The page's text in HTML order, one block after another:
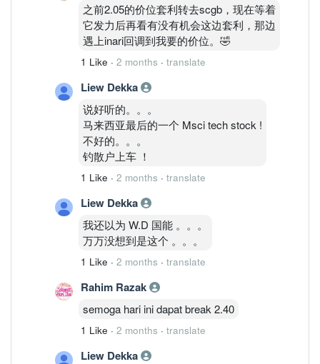
之前2.05的价位套利转去scgb，现在等着
它发力后再看有没有机会这边套利，那边
遇上inari回调到我要的价位。🤣
1 Like · 2 months · translate
Liew Dekka
说好听的。。。
马来西亚最后的一个 Msci tech stock !
不好的。。。
钓散户上车 ！
1 Like · 2 months · translate
Liew Dekka
我还以为 W.D 国能 。。。
万万没想到是这个 。。。
1 Like · 2 months · translate
Rahim Razak
semoga hari ini dapat break 2.40
1 Like · 2 months · translate
Liew Dekka